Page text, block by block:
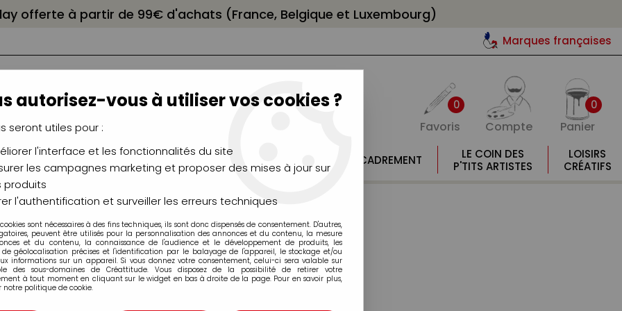
offerte à partir de 99€ d'achats (France, Belgique et Luxembourg)
Marques françaises
0
Favoris Compte
0
Panier
CHÂSSIS
CHEVALETS
AÉROGRAPHIE
MODÉLISME
MOULAGE
ENCADREMENT
LE COIN DES
P'TITS ARTISTES
LOISIRS
CRÉATIFS
Hahnemuhle
autorisez-vous à utiliser vos cookies ?
seront utiles pour :
l'interface et les fonctionnalités du site
les campagnes marketing et proposer des mises à jour sur
produits
l'authentification et surveiller les erreurs techniques
sont nécessaires à des fins techniques, ils sont donc dispensés de consentement. D'autres,
peuvent être utilisés pour la personnalisation des annonces et du contenu, la mesure
et du contenu, la connaissance de l'audience et le développement de produits, les
de géolocalisation précises et l'identification par le balayage de l'appareil, le stockage et/ou
informations sur un appareil. Si vous donnez votre consentement, celui-ci sera valable sur
des sous-domaines de Créattitude. Vous disposez de la possibilité de retirer votre
à tout moment en cliquant sur le widget en bas à droite de la page. Pour en savoir plus,
notre politique de cookie.